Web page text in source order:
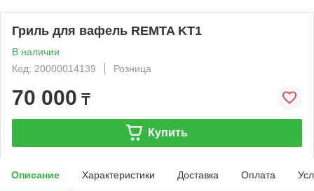
Гриль для вафель REMTA KT1
В наличии
Код: 20000014139
Розница
70 000 ₸
Купить
Описание Характеристики Доставка Оплата